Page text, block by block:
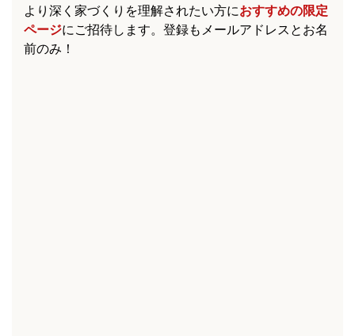
より深く家づくりを理解されたい方におすすめの限定
ページにご招待します。登録もメールアドレスとお名
前のみ！